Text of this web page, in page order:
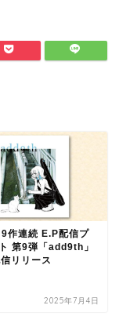
作連続 E.P配信プ
第9弾「add9th」
リリース
2025年7月4日